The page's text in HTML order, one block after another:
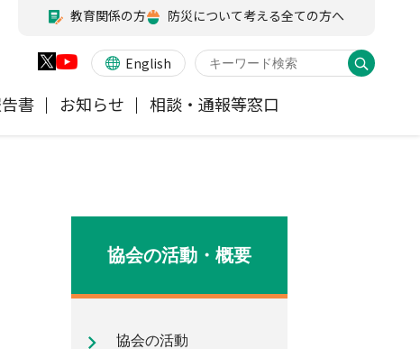
書 お知らせ 相談・通報等窓口
English
所在地（本部・支部）
信頼回復に向けた取り組み
教育関係の方 防災について考える全ての方へ
協会の活動・概要
協会の活動